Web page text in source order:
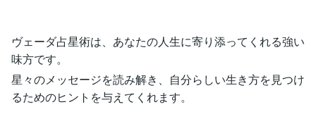
ヴェーダ占星術は、あなたの人生に寄り添ってくれる強い
味方です。
星々のメッセージを読み解き、自分らしい生き方を見つけ
るためのヒントを与えてくれます。